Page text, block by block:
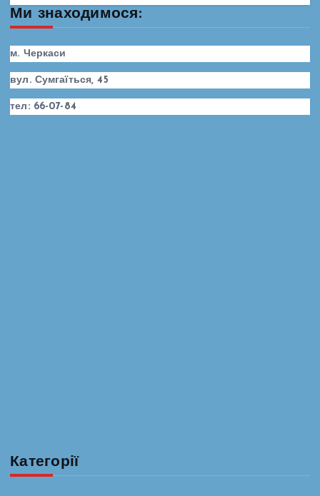
Ми знаходимося:
м. Черкаси
вул. Сумгаїться, 45
тел: 66-07-84
Категорії